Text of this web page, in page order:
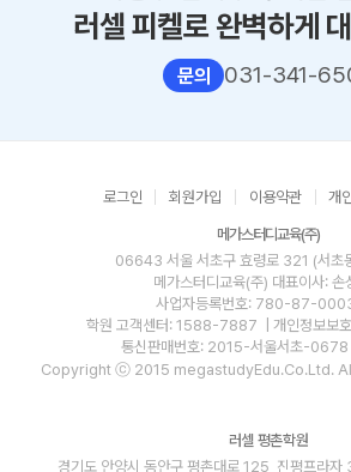
러셀 피켈로 완벽하게
문의 031-341-
로그인 회원가입 이용약관 개
메가스터디교육(주)
06643 서울 서초구 효령로 321 (서초
메가스터디교육(주) 대표이사: 손
사업자등록번호: 780-87-
학원 고객센터: 1588-7887
| 개인정보보
통신판매번호: 2015-서울서초-0678
Copyright ⓒ 2015 megastudyEdu.Co.Ltd.
러셀 평촌학원
경기도 안양시 동안구 평촌대로 125, 진평프라자